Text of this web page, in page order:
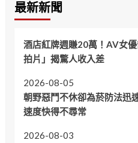
最新新聞
酒店紅牌週賺20萬！AV女
拍片」揭驚人收入差
2026-08-05
朝野惡鬥不休卻為菸防法
速度快得不尋常
2026-08-03